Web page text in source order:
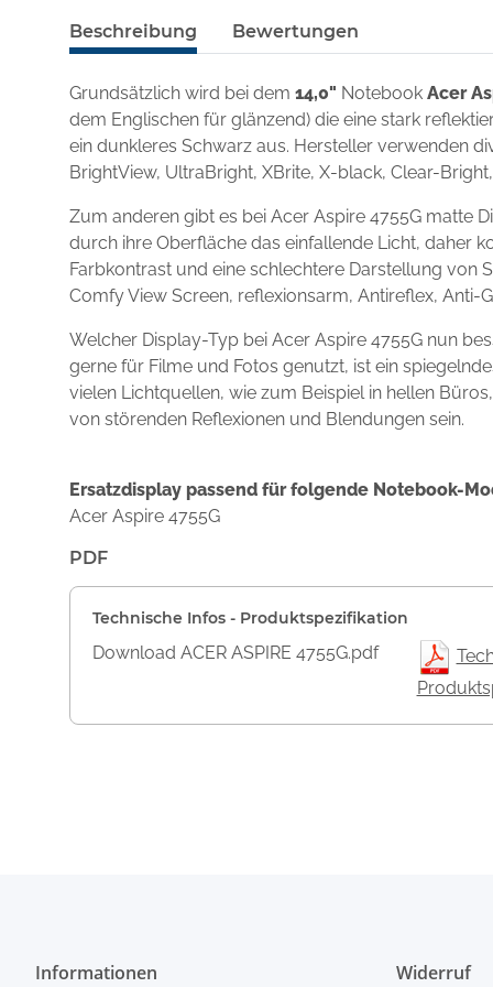
Beschreibung Bewertungen
Grundsätzlich wird bei dem 14,0" Notebook Acer
dem Englischen für glänzend) die eine stark
ein dunkleres Schwarz aus. Hersteller verwenden
BrightView, UltraBright, XBrite, X-black, Clear-
Zum anderen gibt es bei Acer Aspire 4755G matte
durch ihre Oberfläche das einfallende Licht, daher
Farbkontrast und eine schlechtere Darstellung von
Comfy View Screen, reflexionsarm, Antireflex, Anti-
Welcher Display-Typ bei Acer Aspire 4755G nun
gerne für Filme und Fotos genutzt, ist ein
vielen Lichtquellen, wie zum Beispiel in hellen
von störenden Reflexionen und Blendungen sein.
Ersatzdisplay passend für folgende Notebook-
Acer Aspire 4755G
PDF
Technische Infos - Produktspezifikation
Download ACER ASPIRE 4755G.pdf
Informationen Widerruf